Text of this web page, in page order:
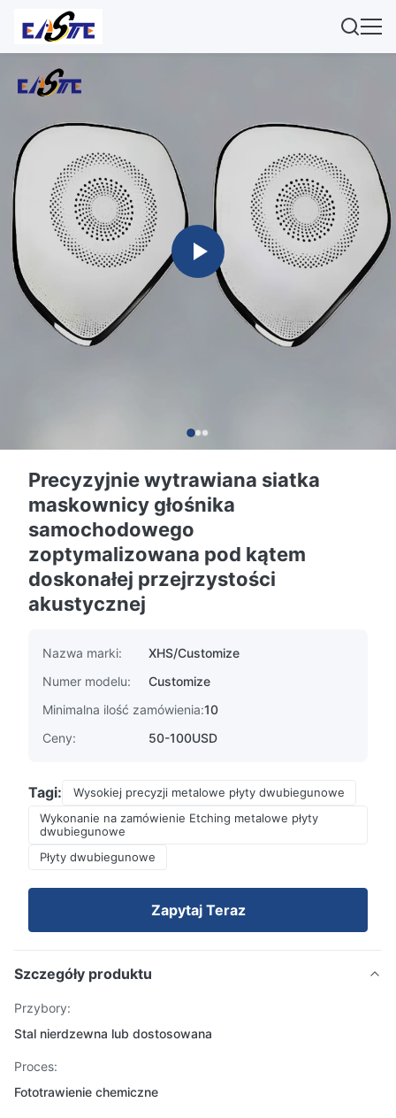
Precyzyjnie wytrawiana siatka
maskownicy głośnika
samochodowego
zoptymalizowana pod kątem
doskonałej przejrzystości
akustycznej
Nazwa marki:
XHS/Customize
Numer modelu:
Customize
Minimalna ilość zamówienia:10
Ceny:
50-100USD
Tagi:
Wysokiej precyzji metalowe płyty dwubiegunowe
Wykonanie na zamówienie Etching metalowe płyty
dwubiegunowe
Płyty dwubiegunowe
Zapytaj Teraz
Szczegóły produktu
Przybory:
Stal nierdzewna lub dostosowana
Proces:
Fototrawienie chemiczne